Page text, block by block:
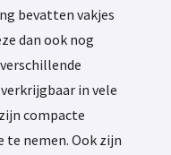
bevatten vakjes
dan ook nog
in vele
compacte
te nemen. Ook zijn